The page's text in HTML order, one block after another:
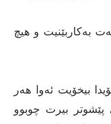
بەكاربێنیت و هیچ
بیخۆیت ئەوا هەر
بیرت چوبوو